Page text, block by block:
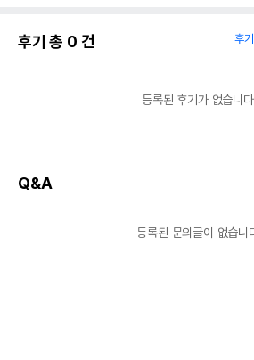
후기 총 0 건 후
등록된 후기가 없습니
Q&A
등록된 문의글이 없습니